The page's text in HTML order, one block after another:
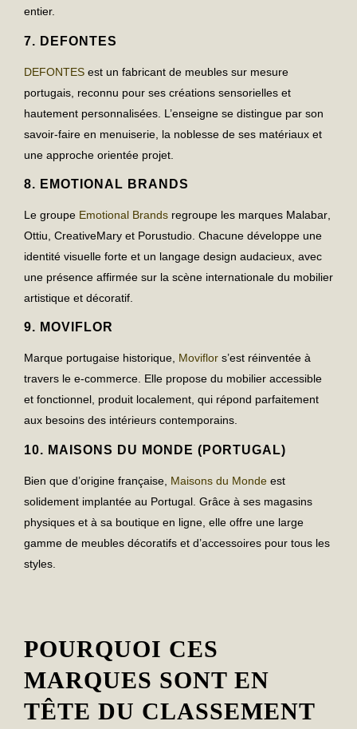
entier.
7. DEFONTES
DEFONTES est un fabricant de meubles sur mesure
portugais , reconnu pour ses créations sensorielles et
hautement personnalisées. L’enseigne se distingue par son
savoir-faire en menuiserie, la noblesse de ses matériaux et
une approche orientée projet.
8. EMOTIONAL BRANDS
Le groupe Emotional Brands regroupe les marques Malabar
Ottiu CreativeMary et Porustudio . Chacune développe une
identité visuelle forte et un langage design audacieux, avec
une présence affirmée sur la scène internationale du mobilier
artistique et décoratif.
9. MOVIFLOR
Marque portugaise historique, Moviflor s’est réinventée à
travers le e-commerce. Elle propose du mobilier accessible
et fonctionnel, produit localement, qui répond parfaitement
aux besoins des intérieurs contemporains.
10. MAISONS DU MONDE (PORTUGAL)
Bien que d’origine française, Maisons du Monde est
solidement implantée au Portugal. Grâce à ses magasins
physiques et à sa boutique en ligne, elle offre une large
gamme de meubles décoratifs et d’accessoires pour tous les
styles.
POURQUOI CES
MARQUES SONT EN
TÊTE DU CLASSEMENT